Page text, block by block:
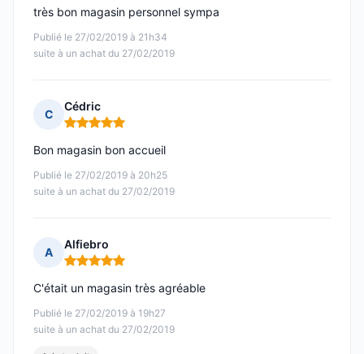
Publié le 27/02/2019 à 21h34
suite à un achat du 27/02/2019
très bon magasin personnel sympa
C
Cédric
Note : 5 sur 5
Publié le 27/02/2019 à 20h25
suite à un achat du 27/02/2019
Bon magasin bon accueil
A
Alfiebro
Note : 5 sur 5
Publié le 27/02/2019 à 19h27
suite à un achat du 27/02/2019
C'était un magasin très agréable